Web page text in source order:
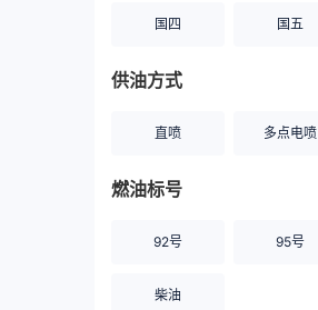
国四 国五
供油方式
直喷 多点电喷
燃油标号
92号 95号
柴油